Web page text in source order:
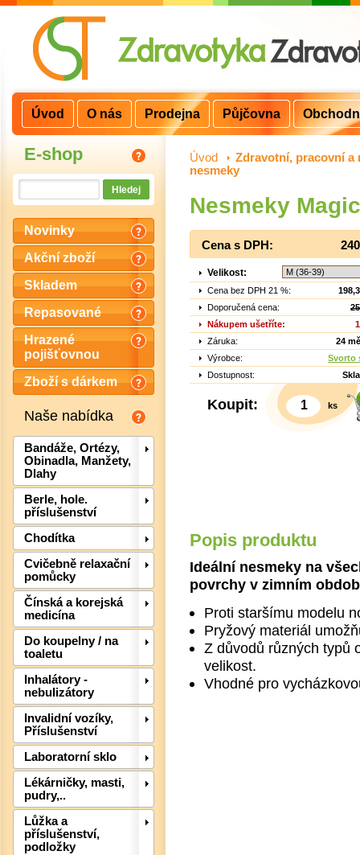
E-shop
Novinky
Akční zboží
Skladem
Repasované
Hrazené
pojišťovnou
Zboží s dárkem
Naše nabídka
Bandáže, Ortézy,
Obinadla, Manžety,
Dlahy
Berle, hole.
příslušenství
Chodítka
Cvičebně relaxační
pomůcky
Čínská a korejská
medicína
Do koupelny / na
toaletu
Inhalátory -
nebulizátory
Invalidní vozíky,
Příslušenství
Laboratorní sklo
Lékárničky, masti,
pudry,..
Lůžka a
příslušenství,
podložky
Úvod > Zdravotní, pracovní a
nesmeky
Nesmeky
Cena s DPH:
Velikost:
Cena bez DPH 21 %:
Doporučená cena:
Nákupem ušetříte:
Záruka:
24
Výrobce:
Svorto
Dostupnost:
Koupit: ks
Popis produktu
Ideální nesmeky na
povrchy v zimním
Proti staršímu modelu
Pryžový materiál
Z důvodů různých typů
velikost.
Vhodné pro
Úvod O nás Prodejna Půjčovna